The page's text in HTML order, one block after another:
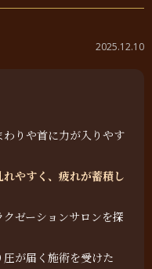
2025.12.10
りや首に力が入りやす
れやすく、疲れが蓄積し
クゼーションサロンを探
圧が届く施術を受けた